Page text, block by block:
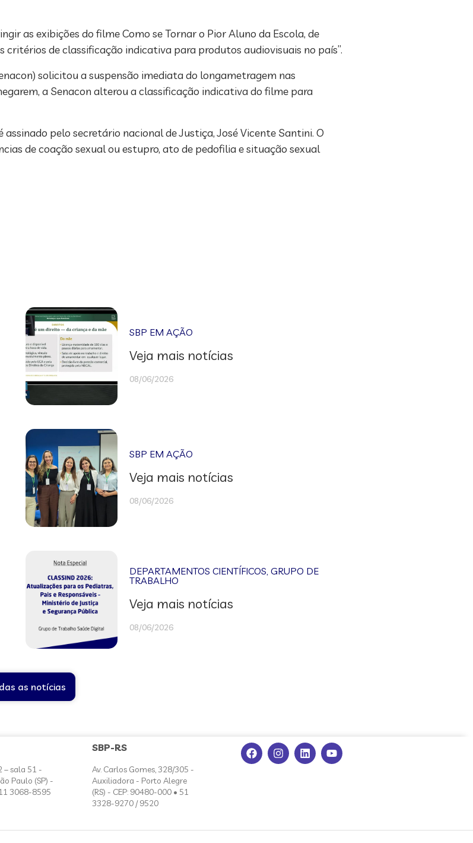
as exibições do filme Como se Tornar o Pior Aluno da Escola, de
de classificação indicativa para produtos audiovisuais no país”.
solicitou a suspensão imediata do longametragem nas
a Senacon alterou a classificação indicativa do filme para
pelo secretário nacional de Justiça, José Vicente Santini. O
de coação sexual ou estupro, ato de pedofilia e situação sexual
SBP EM AÇÃO
Veja mais notícias
08/06/2026
SBP EM AÇÃO
Veja mais notícias
08/06/2026
DEPARTAMENTOS CIENTÍFICOS ,GRUPO DE
TRABALHO
Veja mais notícias
08/06/2026
as notícias
– sala 51 -
Paulo (SP) -
3068-8595
SBP-RS
Av. Carlos Gomes, 328/305 -
Auxiliadora - Porto Alegre
(RS) - CEP: 90480-000 • 51
3328-9270 / 9520